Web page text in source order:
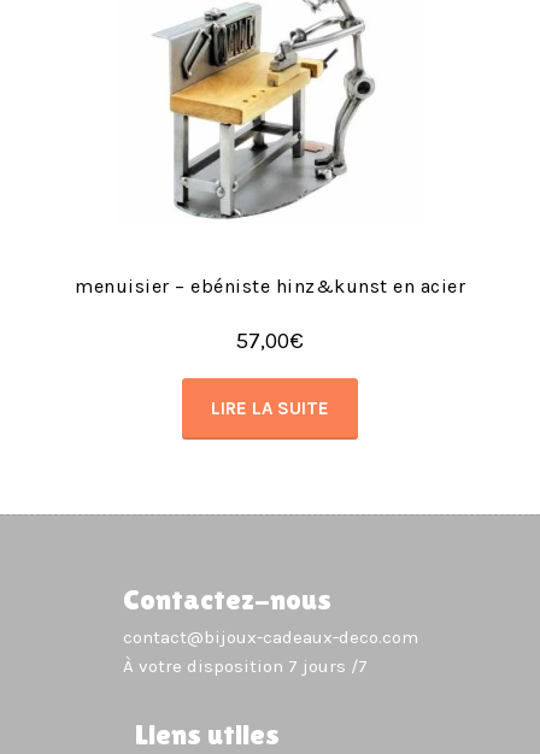
menuisier – ebéniste hinz&kunst en acier
57,00€
LIRE LA SUITE
Contactez-nous
contact@bijoux-cadeaux-deco.com
À votre disposition 7 jours /7
Liens utiles